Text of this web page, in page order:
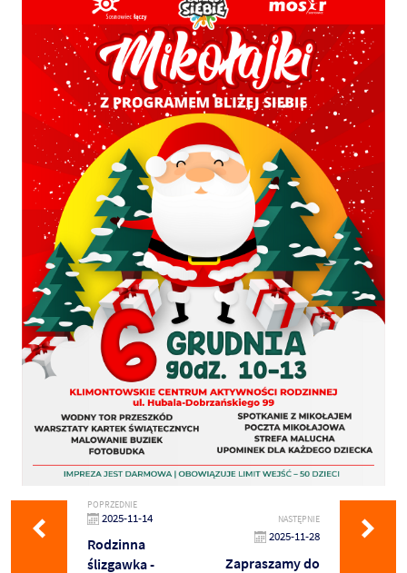
POPRZEDNIE
2025-11-14
Rodzinna
ślizgawka -
NASTĘPNIE
2025-11-28
Zapraszamy do